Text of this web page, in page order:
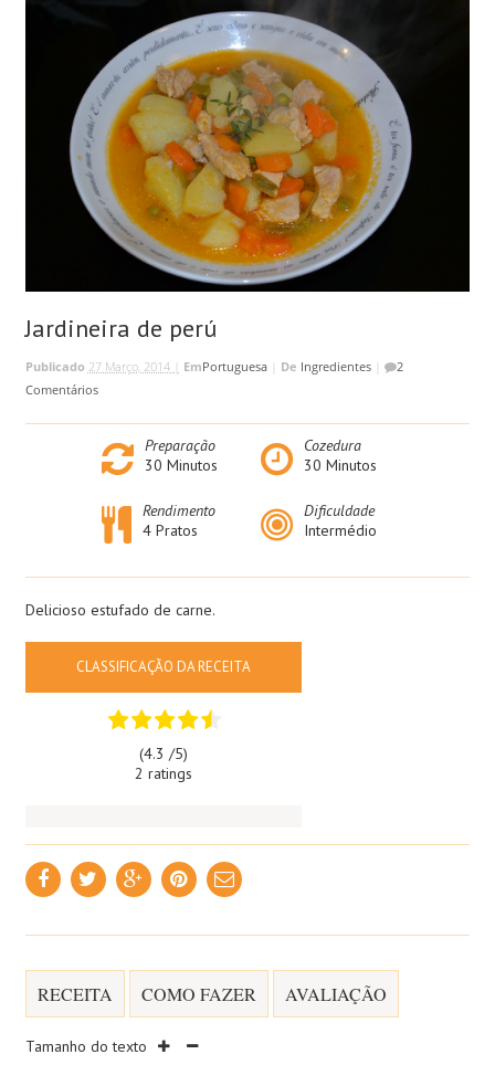
Jardineira de perú
Publicado 27 Março, 2014 | EmPortuguesa| De Ingredientes|
2
Comentários
Preparação
30 Minutos
Cozedura
30 Minutos
Rendimento
4 Pratos
Dificuldade
Intermédio
Delicioso estufado de carne.
CLASSIFICAÇÃO DA RECEITA
(4.3 /5)
2 ratings
RECEITA COMO FAZER AVALIAÇÃO
Tamanho do texto